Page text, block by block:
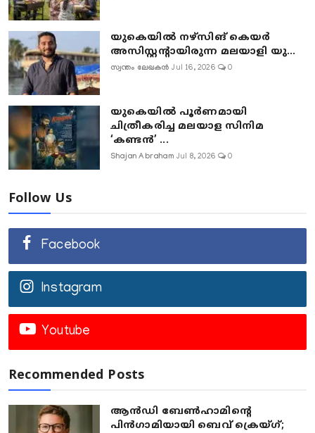
യുകെയിൽ നഴ്സിങ് കെയർ
അസിസ്റ്റന്റായിരുന്ന മലയാളി യു...
സ്വന്തം ലേഖകൻ Jul 16, 2026 0
യുകെയിൽ പൂർണമായി
ചിത്രീകരിച്ച മലയാള സിനിമ
‘കണ്ടൻ’ ...
Shajan Abraham Jul 8, 2026 0
Follow Us
Facebook
Instagram
Youtube
Recommended Posts
ആൻഡി ബേൺഹാമിന്റെ
പിൻഗാമിയായി ബെവ് ക്രെയ്ഗ്;